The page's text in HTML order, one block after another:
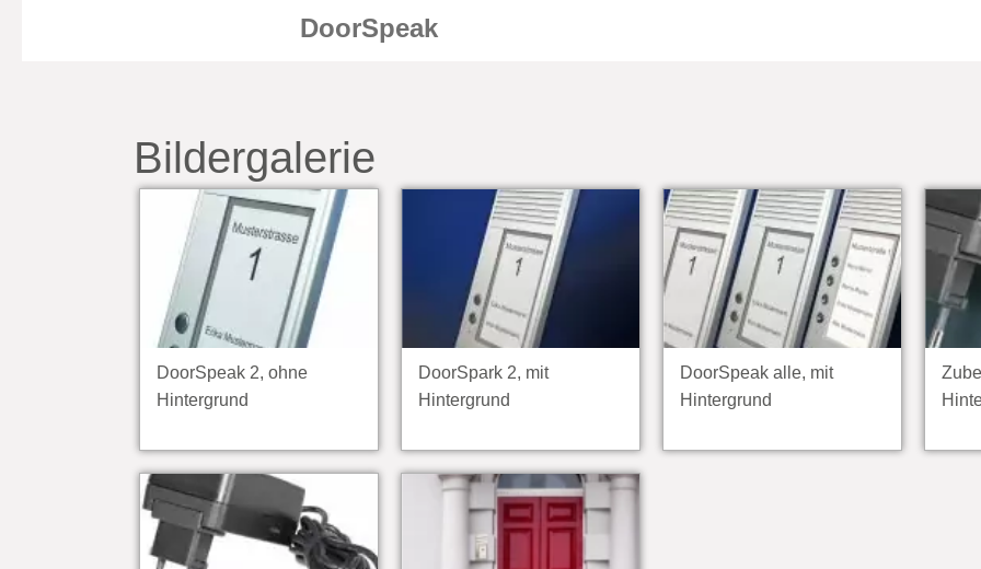
DoorSpeak
Bildergalerie
DoorSpeak 2, ohne
Hintergrund
DoorSpark 2, mit
Hintergrund
DoorSpeak alle, mit
Hintergrund